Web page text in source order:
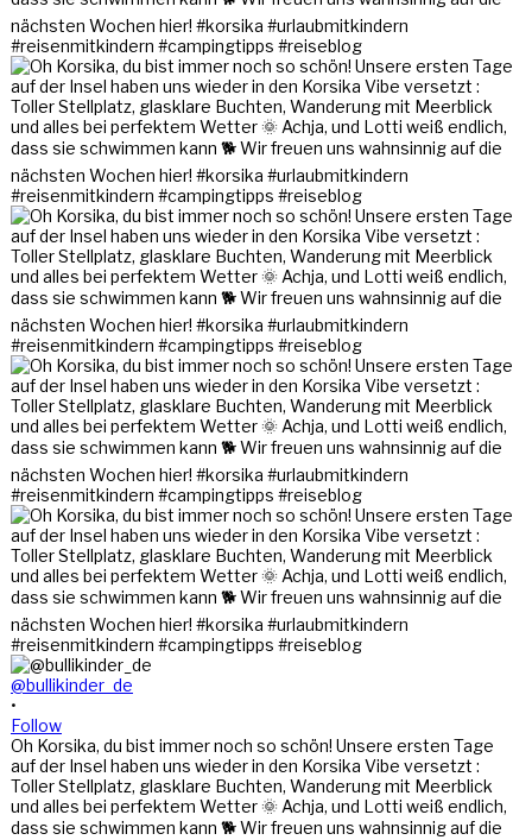
@bullikinder_de
•
Follow
Oh Korsika, du bist immer noch so schön! Unsere ersten Tage
auf der Insel haben uns wieder in den Korsika Vibe versetzt :
Toller Stellplatz, glasklare Buchten, Wanderung mit Meerblick
und alles bei perfektem Wetter 🌞 Achja, und Lotti weiß endlich,
dass sie schwimmen kann 🐕 Wir freuen uns wahnsinnig auf die